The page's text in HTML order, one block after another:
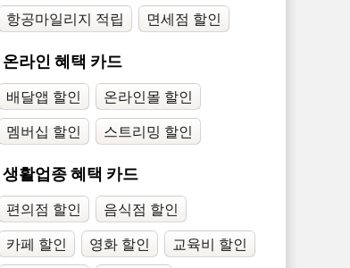
항공마일리지 적립
면세점 할인
온라인 혜택 카드
배달앱 할인
온라인몰 할인
멤버십 할인
스트리밍 할인
생활업종 혜택 카드
편의점 할인
음식점 할인
카페 할인
영화 할인
교육비 할인